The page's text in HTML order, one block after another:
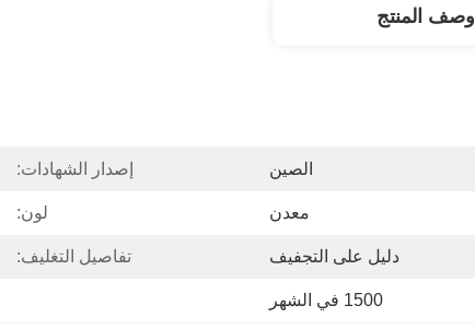
وصف المنتج
الصين إصدار الشهادات:
معدن لون:
دليل على التجفيف تفاصيل التغليف:
1500 في الشهر